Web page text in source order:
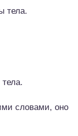
тела.
словами, оно